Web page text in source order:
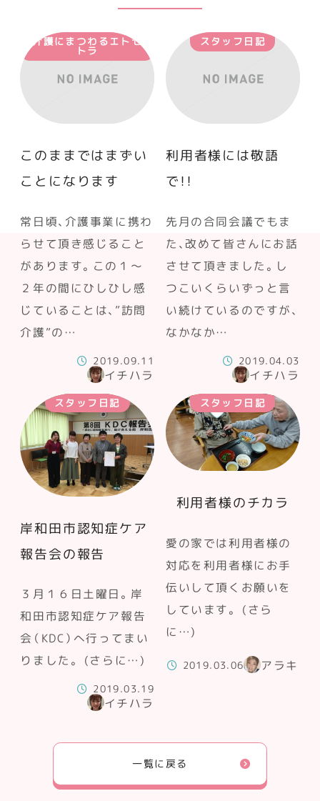
介護にまつわるエトセ
トラ
このままではまずい
ことになります
常日頃、介護事業に携わ
らせて頂き感じること
があります。この１～
２年の間にひしひし感
じていることは、”訪問
介護”の…
2019.09.11
イチハラ
スタッフ日記
利用者様には敬語
で！！
先月の合同会議でもま
た、改めて皆さんにお話
させて頂きました。し
つこいくらいずっと言
い続けているのですが、
なかなか…
2019.04.03
イチハラ
スタッフ日記
岸和田市認知症ケア
報告会の報告
３月１６日土曜日。岸
和田市認知症ケア報告
会（KDC）へ行ってまい
りました。 (さらに…)
2019.03.19
イチハラ
スタッフ日記
利用者様のチカラ
愛の家では利用者様の
対応を利用者様にお手
伝いして頂くお願いを
しています。 (さら
に…)
2019.03.06 アラキ
一覧に戻る